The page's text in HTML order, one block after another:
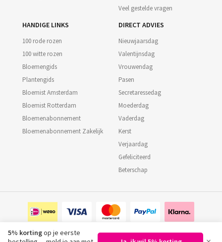
Veel gestelde vragen
HANDIGE LINKS
100 rode rozen
100 witte rozen
Bloemengids
Plantengids
Bloemist Amsterdam
Bloemist Rotterdam
Bloemenabonnement
Bloemenabonnement Zakelijk
DIRECT ADVIES
Nieuwjaarsdag
Valentijnsdag
Vrouwendag
Pasen
Secretaressedag
Moederdag
Vaderdag
Kerst
Verjaardag
Gefeliciteerd
Beterschap
5% kortingop je eerste